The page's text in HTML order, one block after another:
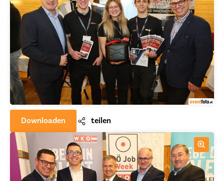
Downloaden teilen